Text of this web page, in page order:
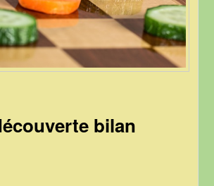
bilan